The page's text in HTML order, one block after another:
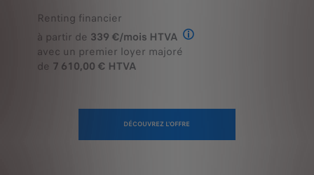
à partir de339 €/mois HTVA
Offre en Renting
avec un premier loyer majoré
de7 610,00 € HTVA
DÉCOUVREZ L'OFFRE